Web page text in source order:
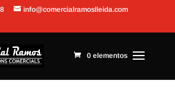
info@comercialramoslleida.com
0 elementos